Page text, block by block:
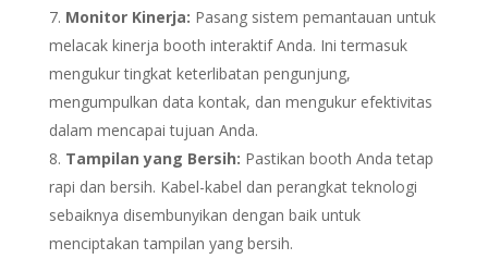
Monitor Kinerja: Pasang sistem pemantauan untuk
melacak kinerja booth interaktif Anda. Ini termasuk
mengukur tingkat keterlibatan pengunjung,
mengumpulkan data kontak, dan mengukur efektivitas
dalam mencapai tujuan Anda.
Tampilan yang Bersih: Pastikan booth Anda tetap
rapi dan bersih. Kabel-kabel dan perangkat teknologi
sebaiknya disembunyikan dengan baik untuk
menciptakan tampilan yang bersih.